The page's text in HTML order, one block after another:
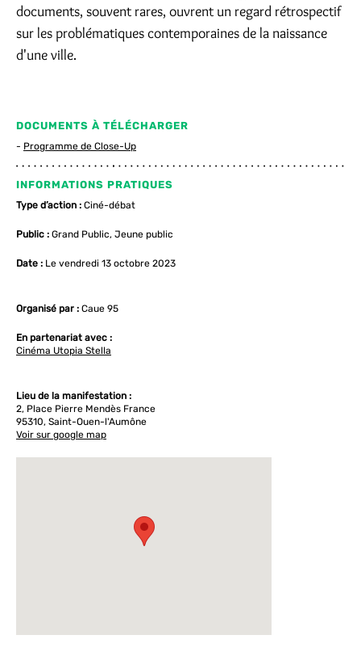
documents, souvent rares, ouvrent un regard rétrospectif
sur les problématiques contemporaines de la naissance
d'une ville.
DOCUMENTS À TÉLÉCHARGER
Programme de Close-Up
INFORMATIONS PRATIQUES
Type d’action : Ciné-débat
Public : Grand Public, Jeune public
Date : Le vendredi 13 octobre 2023
Organisé par : Caue 95
En partenariat avec :
Cinéma Utopia Stella
Lieu de la manifestation :
2, Place Pierre Mendès France
95310, Saint-Ouen-l'Aumône
Voir sur google map